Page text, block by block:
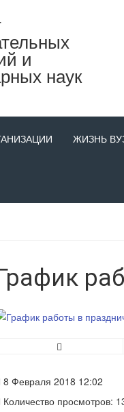
и
наук
ЖИЗНЬ
8 Февраля 2018 12:02
Количество просмотров: